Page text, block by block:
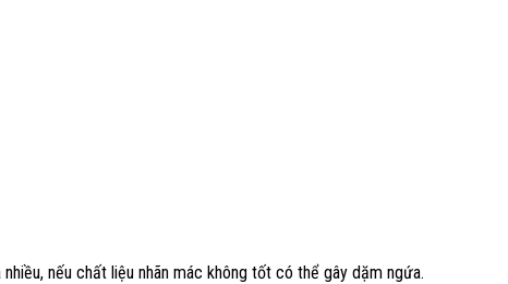
nếu chất liệu nhãn mác không tốt có thể gây dặm ngứa.